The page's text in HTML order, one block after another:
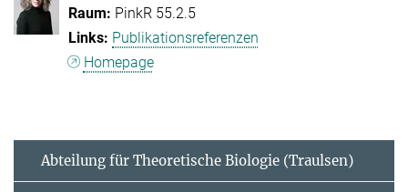
PinkR 55.2.5
Publikationsreferenzen
Homepage
Abteilung für Theoretische Biologie (Traulsen)